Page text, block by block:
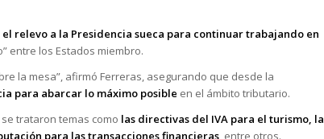
relevo a la Presidencia sueca para continuar trabajando en
entre los Estados miembro.
la mesa”, afirmó Ferreras, asegurando que desde la
para abarcar lo máximo posible en el ámbito tributario.
trataron temas como las directivas del IVA para el turismo, la
para las transacciones financieras, entre otros.